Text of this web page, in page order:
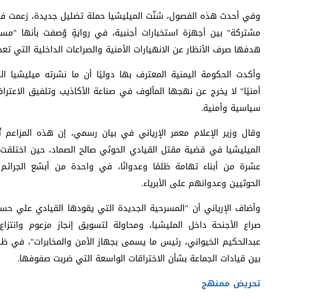
وفي أحدث هذه الفصول، شنّت الميليشيا حملة تضليل جديدة،
مشتركة" بين أجهزة استخبارات أجنبية، في روايةٍ وُصفت بأنها
هدفها صرف الأنظار عن الانهيارات الأمنية والصراعات الداخلية
وأكدت الحكومة اليمنية المعترف بها دوليًا أن ما نشرته ميليشيا
أمنيًا" لا يخرج عن نهجها المألوف في صناعة الأكاذيب وتلفيق
سياسية وأمنية.
وقال وزير الإعلام معمر الإرياني في بيان رسمي، إن هذه
الميليشيا في قضية مقتل القيادي الحوثي صالح الصماد، حين
عشرة من أبناء تهامة ظلمًا وعدوانًا، في واحدة من أبشع
الحوثيين وعدوانهم على الأبرياء.
وأضاف الإرياني أن "المسرحية الجديدة التي يقودها القيادي
صراع الأجنحة داخل المليشيا، ومحاولة لتسويق إنجاز مزعوم
عبدالحكيم الخيواني، رئيس ما يسمى بجهاز الأمن والمخابرات"، في
بين قيادات الجماعة بشأن الاختراقات الواسعة التي ضربت صفوفها.
تحريض ممنهج